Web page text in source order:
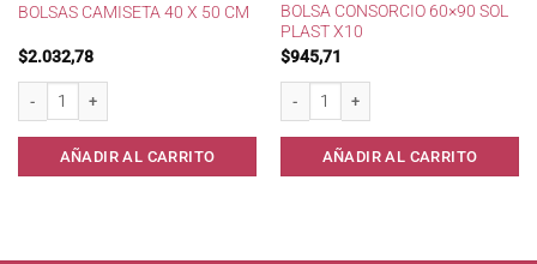
BOLSAS CAMISETA 40 X 50 CM
$2.032,78
AÑADIR AL CARRITO
BOLSA CONSORCIO 60×90 SOL
PLAST X10
$945,71
AÑADIR AL CARRITO